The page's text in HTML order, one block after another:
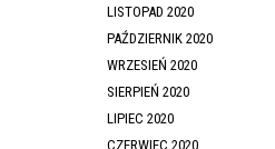
LISTOPAD 2020
PAŹDZIERNIK 2020
WRZESIEŃ 2020
SIERPIEŃ 2020
LIPIEC 2020
CZERWIEC 2020